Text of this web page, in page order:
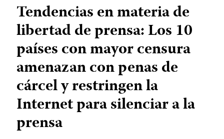
Tendencias en materia de
libertad de prensa: Los 10
países con mayor censura
amenazan con penas de
cárcel y restringen la
Internet para silenciar a la
prensa